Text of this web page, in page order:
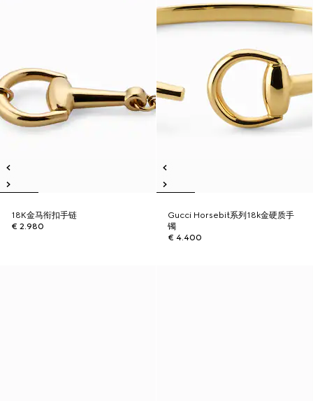
18K金马衔扣手链
€ 2.980
Gucci Horsebit系列18k金硬质手
镯
€ 4.400